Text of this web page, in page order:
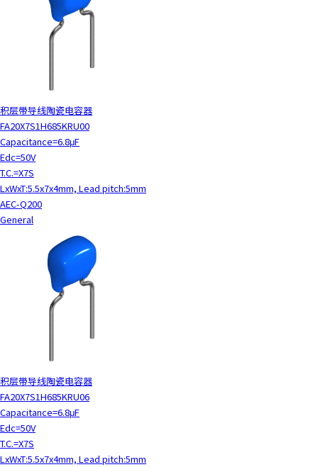
积层带导线陶瓷电容器
FA20X7S1H685KRU00
Capacitance=6.8μF
Edc=50V
T.C.=X7S
LxWxT:5.5x7x4mm, Lead pitch:5mm
AEC-Q200
General
积层带导线陶瓷电容器
FA20X7S1H685KRU06
Capacitance=6.8μF
Edc=50V
T.C.=X7S
LxWxT:5.5x7x4mm, Lead pitch:5mm